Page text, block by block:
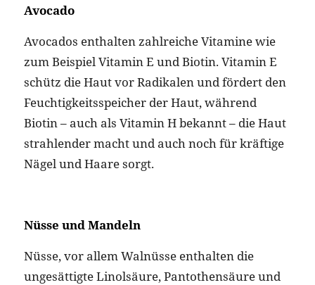
Avocado
Avocados enthalten zahlreiche Vitamine wie
zum Beispiel Vitamin E und Biotin. Vitamin E
schütz die Haut vor Radikalen und fördert den
Feuchtigkeitsspeicher der Haut, während
Biotin – auch als Vitamin H bekannt – die Haut
strahlender macht und auch noch für kräftige
Nägel und Haare sorgt.
Nüsse und Mandeln
Nüsse, vor allem Walnüsse enthalten die
ungesättigte Linolsäure, Pantothensäure und